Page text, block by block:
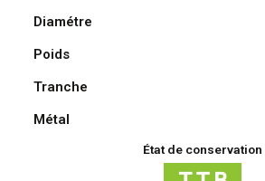
Diamétre
Poids
Tranche
Métal
État de conservation